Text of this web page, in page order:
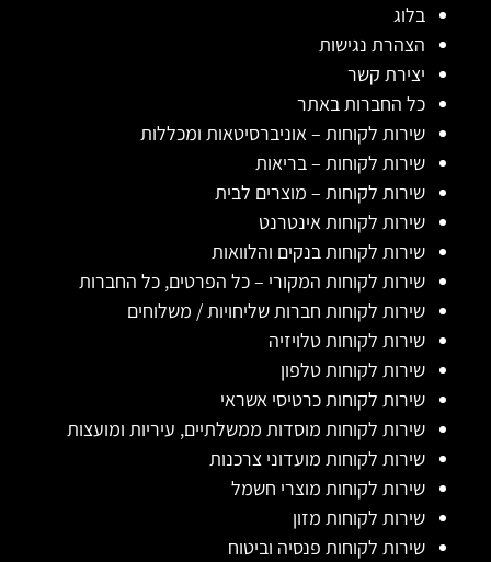
בלוג
הצהרת נגישות
יצירת קשר
כל החברות באתר
שירות לקוחות – אוניברסיטאות ומכללות
שירות לקוחות – בריאות
שירות לקוחות – מוצרים לבית
שירות לקוחות אינטרנט
שירות לקוחות בנקים והלוואות
שירות לקוחות המקורי – כל הפרטים, כל החברות
שירות לקוחות חברות שליחויות / משלוחים
שירות לקוחות טלויזיה
שירות לקוחות טלפון
שירות לקוחות כרטיסי אשראי
שירות לקוחות מוסדות ממשלתיים, עיריות ומועצות
שירות לקוחות מועדוני צרכנות
שירות לקוחות מוצרי חשמל
שירות לקוחות מזון
שירות לקוחות פנסיה וביטוח